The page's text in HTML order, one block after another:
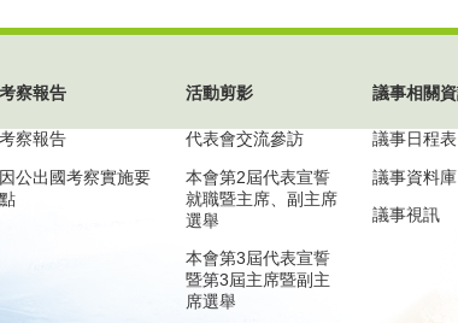
考察報告
考察報告
因公出國考察實施要
點
活動剪影
代表會交流參訪
本會第2屆代表宣誓
就職暨主席、副主席
選舉
本會第3屆代表宣誓
暨第3屆主席暨副主
席選舉
議事相關
議事日程表
議事資料庫
議事視訊